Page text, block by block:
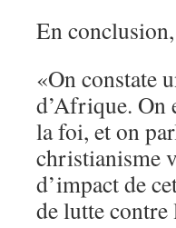
En
«On constate
d’Afrique. On
la foi, et on
christianisme
d’impact de
de lutte